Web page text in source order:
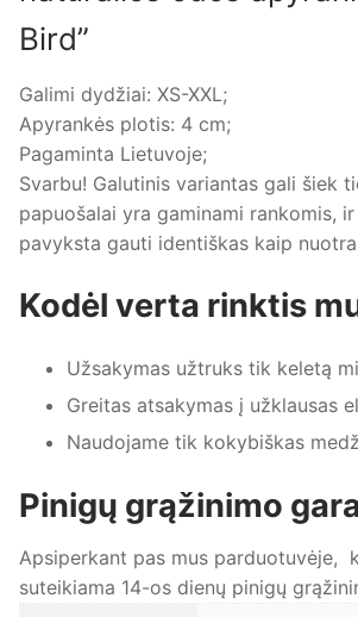
Bird”
Galimi dydžiai: XS-XXL;
Apyrankės plotis: 4 cm;
Pagaminta Lietuvoje;
Svarbu! Galutinis variantas gali šiek
papuošalai yra gaminami rankomis,
pavyksta gauti identiškas kaip
Kodėl verta rinktis
Užsakymas užtruks tik keletą
Greitas atsakymas į užklausas
Naudojame tik kokybiškas
Pinigų grąžinimo
Apsiperkant pas mus parduotuvėje,
suteikiama 14-os dienų pinigų